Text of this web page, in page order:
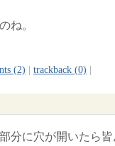
ね。
(2) trackback (0)
分に穴が開いたら